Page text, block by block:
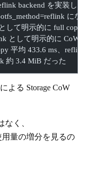
backend を実装した
にな
して明示的に full copy
として明示的に CoW
平均 433.6 ms、
約 3.4 MiB だった
よる Storage CoW
く、
用量の増分を見るの